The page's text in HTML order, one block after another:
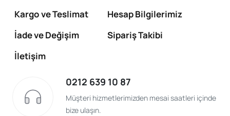
Kargo ve Teslimat
Hesap Bilgilerimiz
İade ve Değişim
Sipariş Takibi
İletişim
0212 639 10 87
Müşteri hizmetlerimizden mesai saatleri içinde
bize ulaşın.